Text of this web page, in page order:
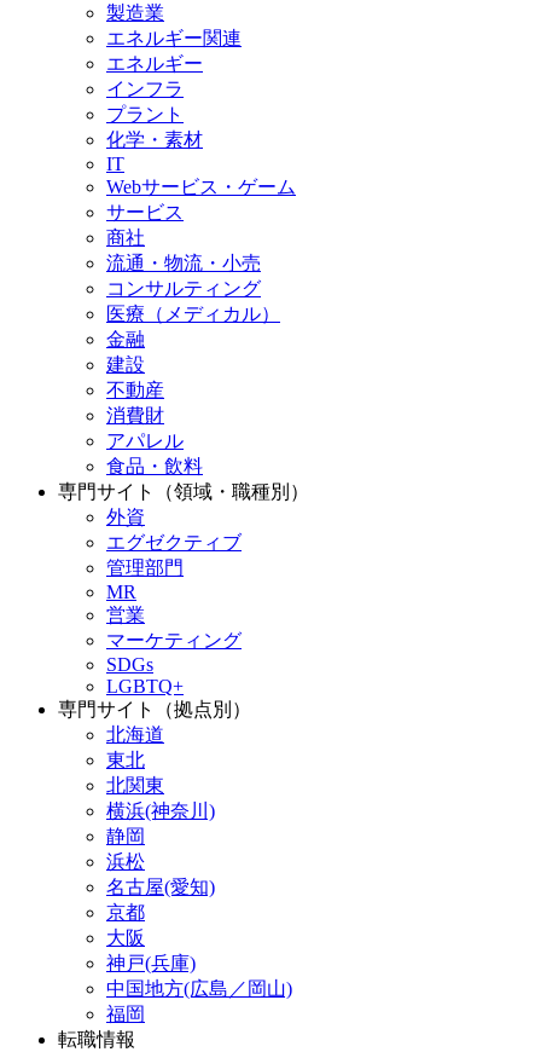
製造業
エネルギー関連
エネルギー
インフラ
プラント
化学・素材
IT
Webサービス・ゲーム
サービス
商社
流通・物流・小売
コンサルティング
医療（メディカル）
金融
建設
不動産
消費財
アパレル
食品・飲料
専門サイト（領域・職種別）
外資
エグゼクティブ
管理部門
MR
営業
マーケティング
SDGs
LGBTQ+
専門サイト（拠点別）
北海道
東北
北関東
横浜(神奈川)
静岡
浜松
名古屋(愛知)
京都
大阪
神戸(兵庫)
中国地方(広島／岡山)
福岡
転職情報